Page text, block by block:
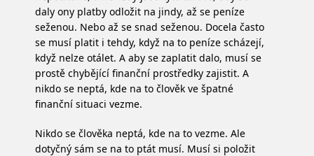
daly ony platby odložit na jindy, až se peníze
seženou. Nebo až se snad seženou. Docela často
se musí platit i tehdy, když na to peníze scházejí,
když nelze otálet. A aby se zaplatit dalo, musí se
prostě chybějící finanční prostředky zajistit. A
nikdo se neptá, kde na to člověk ve špatné
finanční situaci vezme.
Nikdo se člověka neptá, kde na to vezme. Ale
dotyčný sám se na to ptát musí. Musí si položit